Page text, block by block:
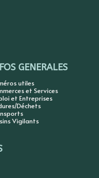
GENERALES
utiles
et Services
et Entreprises
Déchets
Vigilants